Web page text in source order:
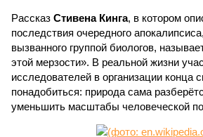
Рассказ Стивена Кинга, в котором
последствия очередного
вызванного группой биологов,
этой мерзости». В реальной жизни
исследователей в организации конца
понадобиться: природа сама
уменьшить масштабы человеческой